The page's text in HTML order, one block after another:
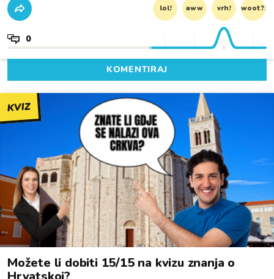
lol! aww vrh! woot?!
0
KOMENTIRAJ
KVIZ
Možete li dobiti 15/15 na kvizu znanja o